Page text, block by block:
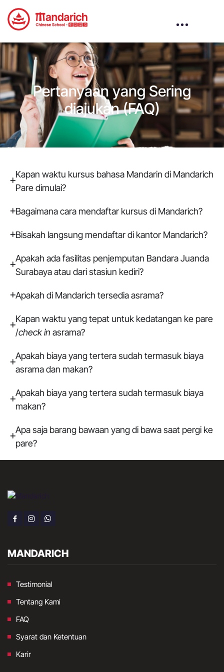
Pertanyaan yang Sering
diajukan (FAQ)
Kapan waktu kursus bahasa Mandarin di Mandarich
Pare dimulai?
Bagaimana cara mendaftar kursus di Mandarich?
Bisakah langsung mendaftar di kantor Mandarich?
Apakah ada fasilitas penjemputan Bandara Juanda
Surabaya atau dari stasiun kediri?
Apakah di Mandarich tersedia asrama?
Kapan waktu yang tepat untuk kedatangan ke pare
/check in asrama?
Apakah biaya yang tertera sudah termasuk biaya
asrama dan makan?
Apakah biaya yang tertera sudah termasuk biaya
makan?
Apa saja barang bawaan yang di bawa saat pergi ke
pare?
MANDARICH
Testimonial
Tentang Kami
FAQ
Syarat dan Ketentuan
Karir